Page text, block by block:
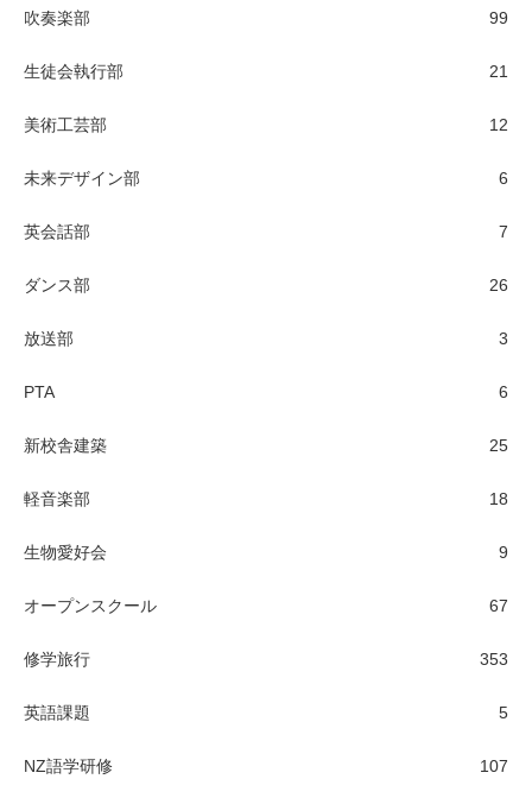
吹奏楽部 99
生徒会執行部 21
美術工芸部 12
未来デザイン部 6
英会話部 7
ダンス部 26
放送部 3
PTA 6
新校舎建築 25
軽音楽部 18
生物愛好会 9
オープンスクール 67
修学旅行 353
英語課題 5
NZ語学研修 107